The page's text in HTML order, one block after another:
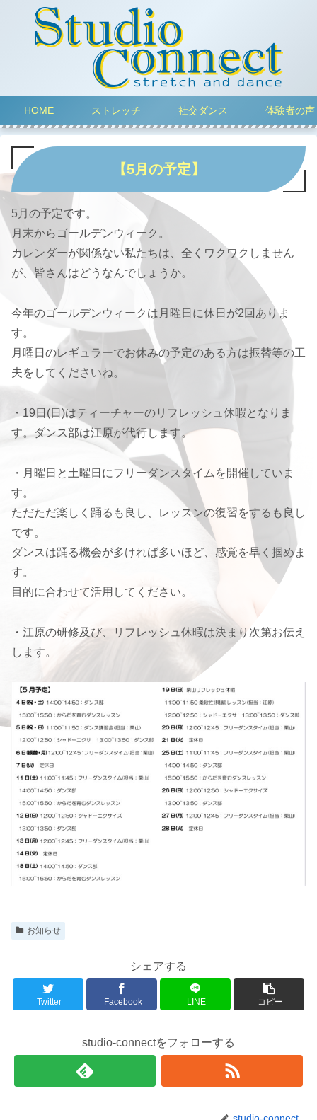
HOME ストレッチ 社交ダンス 体験者の声
【5月の予定】
5月の予定です。
月末からゴールデンウィーク。
カレンダーが関係ない私たちは、全くワクワクしません
が、皆さんはどうなんでしょうか。
今年のゴールデンウィークは月曜日に休日が2回ありま
す。
月曜日のレギュラーでお休みの予定のある方は振替等の工
夫をしてくださいね。
・19日(日)はティーチャーのリフレッシュ休暇となりま
す。ダンス部は江原が代行します。
・月曜日と土曜日にフリーダンスタイムを開催していま
す。
ただただ楽しく踊るも良し、レッスンの復習をするも良し
です。
ダンスは踊る機会が多ければ多いほど、感覚を早く掴めま
す。
目的に合わせて活用してください。
・江原の研修及び、リフレッシュ休暇は決まり次第お伝え
します。
お知らせ
シェアする
Twitter Facebook LINE コピー
studio-connectをフォローする
studio-connect